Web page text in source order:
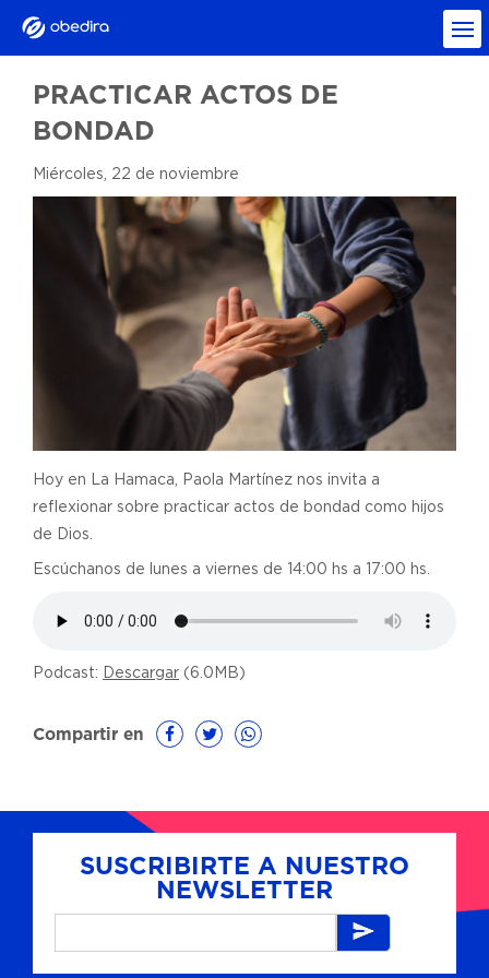
PRACTICAR ACTOS DE
BONDAD
Miércoles, 22 de noviembre
Hoy en La Hamaca, Paola Martínez nos invita a
reflexionar sobre practicar actos de bondad como hijos
de Dios.
Escúchanos de lunes a viernes de 14:00 hs a 17:00 hs.
Podcast: Descargar (6.0MB)
Compartir en
SUSCRIBIRTE A NUESTRO
NEWSLETTER